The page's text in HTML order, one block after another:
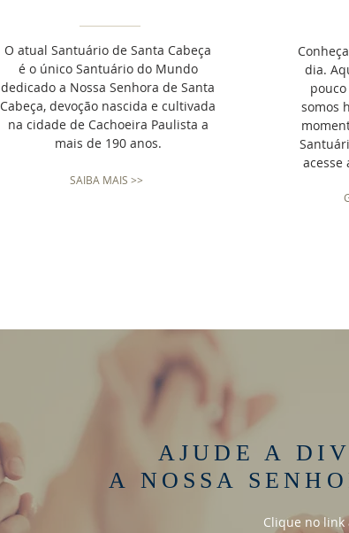
O atual Santuário de Santa Cabeça
é o único Santuário do Mundo
dedicado a Nossa Senhora de Santa
Cabeça, devoção nascida e cultivada
na cidade de Cachoeira Paulista a
mais de 190 anos.
SAIBA MAIS >>
dia.
somos
acesse
AJUDE A
A NOSSA
Clique no link